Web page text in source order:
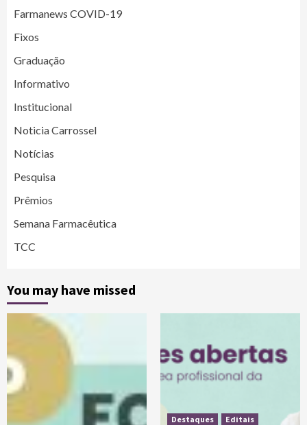
Farmanews COVID-19
Fixos
Graduação
Informativo
Institucional
Noticia Carrossel
Notícias
Pesquisa
Prêmios
Semana Farmacêutica
TCC
You may have missed
Destaques
Editais